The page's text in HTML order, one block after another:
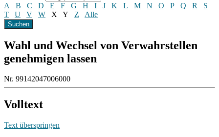
A
B C D E F G H I J K L M N O P Q R
S
T
U V W X Y Z Alle
Wahl und Wechsel von Verwahrstellen
genehmigen lassen
Nr. 99142047006000
Volltext
Text überspringen